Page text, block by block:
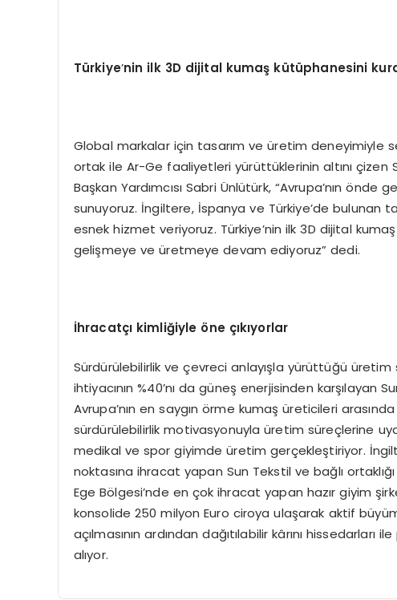
Türkiye’nin ilk 3D dijital kumaş kütüphanesini
Global markalar için tasarım ve üretim deneyimiyle
ortak ile Ar-Ge faaliyetleri yürüttüklerinin altını çizen
Başkan Yardımcısı Sabri Ünlütürk, “Avrupa’nın önde
sunuyoruz. İngiltere, İspanya ve Türkiye’de bulunan
esnek hizmet veriyoruz. Türkiye’nin ilk 3D dijital
gelişmeye ve üretmeye devam ediyoruz” dedi.
İhracatçı kimliğiyle öne çıkıyorlar
Sürdürülebilirlik ve çevreci anlayışla yürüttüğü üretim
ihtiyacının %40’nı da güneş enerjisinden karşılayan
Avrupa’nın en saygın örme kumaş üreticileri
sürdürülebilirlik motivasyonuyla üretim süreçlerine
medikal ve spor giyimde üretim gerçekleştiriyor.
noktasına ihracat yapan Sun Tekstil ve bağlı
Ege Bölgesi’nde en çok ihracat yapan hazır giyim
konsolide 250 milyon Euro ciroya ulaşarak aktif
açılmasının ardından dağıtılabilir kârını
alıyor.